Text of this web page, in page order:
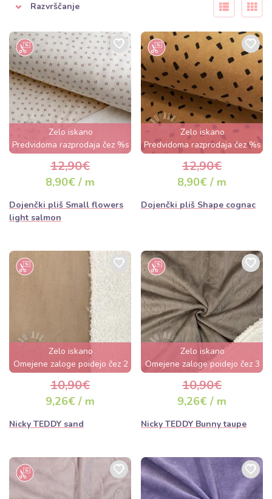
Razvrščanje
Zelo iskano
Predvidoma razprodaja čez %s
dan
12,90€
8,90€ / m
Dojenčki pliš Small flowers
light salmon
Zelo iskano
Predvidoma razprodaja čez %s
dan
12,90€
8,90€ / m
Dojenčki pliš Shape cognac
Zelo iskano
Omejene zaloge poidejo čez 2
dni
10,90€
9,26€ / m
Nicky TEDDY sand
Zelo iskano
Omejene zaloge poidejo čez 3
dni
10,90€
9,26€ / m
Nicky TEDDY Bunny taupe